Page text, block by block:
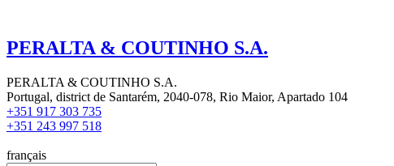
PERALTA & COUTINHO S.A.
PERALTA & COUTINHO S.A.
Portugal, district de Santarém, 2040-078, Rio Maior, Apartado 104
+351 917 303 735
+351 243 997 518
français